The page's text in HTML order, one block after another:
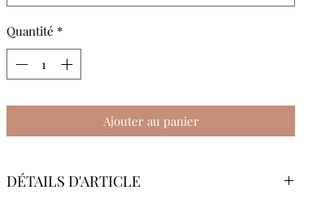
Quantité *
Ajouter au panier
DÉTAILS D'ARTICLE